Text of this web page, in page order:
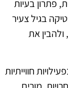
פתרון בעיות
בגיל צעיר
את
חווייתיות